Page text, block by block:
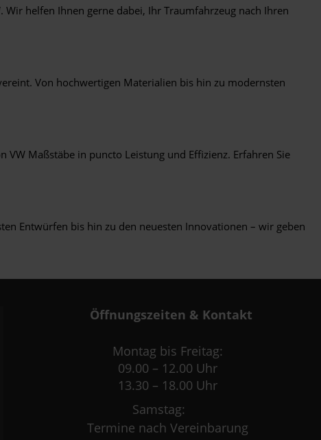
helfen Ihnen gerne dabei, Ihr Traumfahrzeug nach Ihren
Von hochwertigen Materialien bis hin zu modernsten
Maßstäbe in puncto Leistung und Effizienz. Erfahren Sie
Entwürfen bis hin zu den neuesten Innovationen – wir geben
Öffnungszeiten & Kontakt
Montag bis Freitag:
09.00 – 12.00 Uhr
13.30 – 18.00 Uhr
Samstag:
Termine nach Vereinbarung